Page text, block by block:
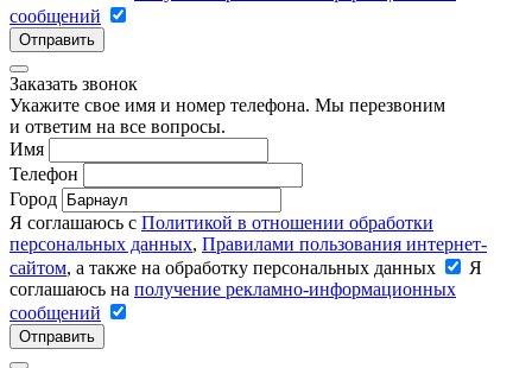
сообщений
Отправить
Заказать звонок
Укажите свое имя и номер телефона. Мы перезвоним
и ответим на все вопросы.
Имя
Телефон
Город
Я соглашаюсь с Политикой в отношении обработки
персональных данных, Правилами пользования интернет-
сайтом, а также на обработку персональных данных
Я
соглашаюсь на получение рекламно-информационных
сообщений
Отправить